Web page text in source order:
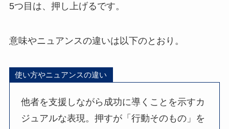
5つ目は、押し上げるです。
意味やニュアンスの違いは以下のとおり。
使い方やニュアンスの違い
他者を支援しながら成功に導くことを示すカ
ジュアルな表現。押すが「行動そのもの」を